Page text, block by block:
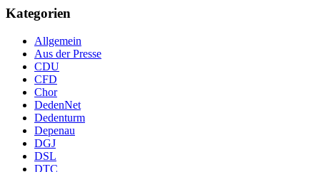
Kategorien
Allgemein
Aus der Presse
CDU
CFD
Chor
DedenNet
Dedenturm
Depenau
DGJ
DSL
DTC